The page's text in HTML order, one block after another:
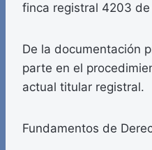
finca registral 4203
De la documentación
parte en el
actual titular registral.
Fundamentos de